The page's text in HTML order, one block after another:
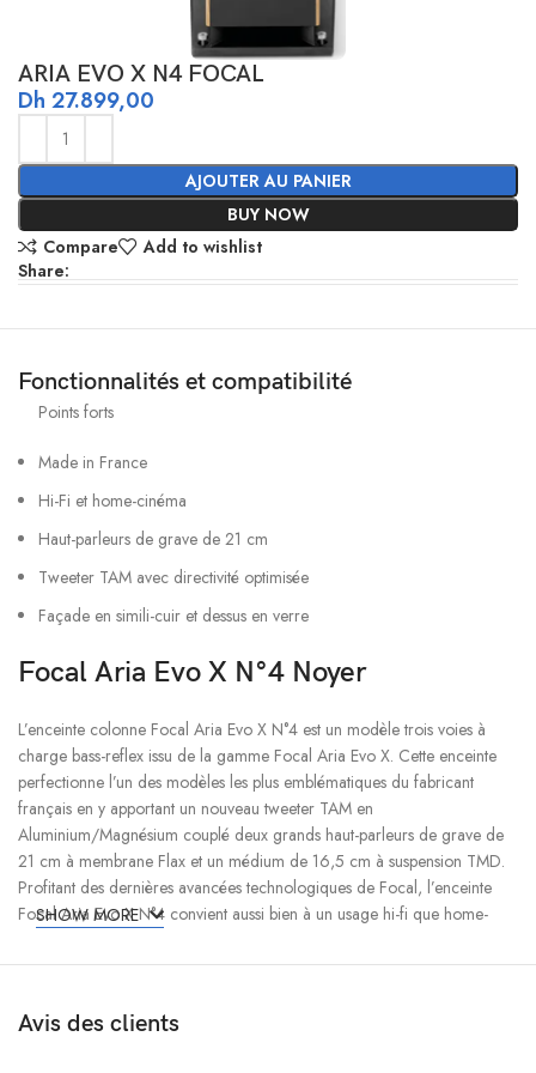
ARIA EVO X N4 FOCAL
Dh 27.899,00
AJOUTER AU PANIER
BUY NOW
Compare
Add to wishlist
Share:
Fonctionnalités et compatibilité
Points forts
Made in France
Hi-Fi et home-cinéma
Haut-parleurs de grave de 21 cm
Tweeter TAM avec directivité optimisée
Façade en simili-cuir et dessus en verre
Focal Aria Evo X N°4 Noyer
L’enceinte colonne Focal Aria Evo X N°4 est un modèle trois voies à
charge bass-reflex issu de la gamme Focal Aria Evo X. Cette enceinte
perfectionne l’un des modèles les plus emblématiques du fabricant
français en y apportant un nouveau tweeter TAM en
Aluminium/Magnésium couplé deux grands haut-parleurs de grave de
21 cm à membrane Flax et un médium de 16,5 cm à suspension TMD.
Profitant des dernières avancées technologiques de Focal, l’enceinte
Focal Aria Evo X N°4 convient aussi bien à un usage hi-fi que home-
SHOW MORE
Avis des clients